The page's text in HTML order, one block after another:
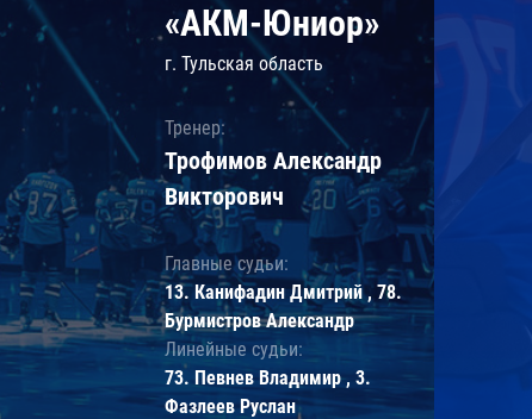
«АКМ-Юниор»
г. Тульская область
Тренер:
Трофимов Александр
Викторович
Главные судьи:
13. Канифадин Дмитрий , 78.
Бурмистров Александр
Линейные судьи:
73. Певнев Владимир , 3.
Фазлеев Руслан